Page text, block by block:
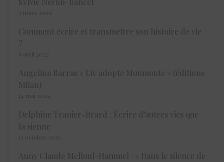
3 mars 2020
Comment écrire et transmettre son histoire de vie
?
6 avril 2022
Angelina Barras « Liv adopte Moumoute » (éditions
Milan)
14 mai 2024
Delphine Tranier-Brard : Écrire d’autres vies que
la sienne
13 octobre 2021
Anny Claude Melloul-Hammel : « Dans le silence de